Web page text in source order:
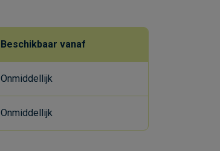
Beschikbaar vanaf
Onmiddellijk
Onmiddellijk